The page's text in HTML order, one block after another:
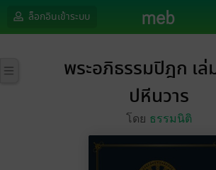
ล็อกอินเข้าระบบ
พระอภิธรรมปิฎก เล่
ปหีนวาร
โดย ธรรมนิติ